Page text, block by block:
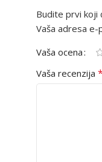
Budite prvi koji
Vaša adresa
Vaša ocena
Vaša recenzija *